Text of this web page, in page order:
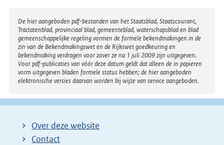
Disclaimer
De hier aangeboden pdf-bestanden van het Staatsblad, Staatscourant,
Tractatenblad, provinciaal blad, gemeenteblad, waterschapsblad en blad
gemeenschappelijke regeling vormen de formele bekendmakingen in de
zin van de Bekendmakingswet en de Rijkswet goedkeuring en
bekendmaking verdragen voor zover ze na 1 juli 2009 zijn uitgegeven.
Voor pdf-publicaties van vóór deze datum geldt dat alleen de in papieren
vorm uitgegeven bladen formele status hebben; de hier aangeboden
elektronische versies daarvan worden bij wijze van service aangeboden.
Over deze website
Contact